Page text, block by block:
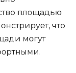
площадью
что
могут